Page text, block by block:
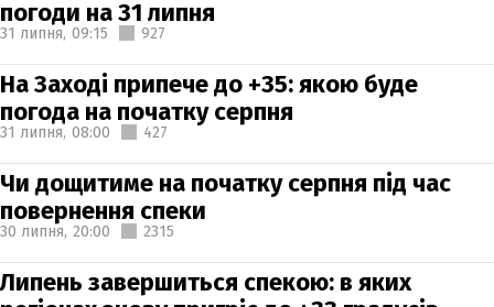
погоди на 31 липня
31 липня, 09:15 927
На Заході припече до +35: якою буде
погода на початку серпня
31 липня, 08:00 427
Чи дощитиме на початку серпня під час
повернення спеки
30 липня, 20:00 2315
Липень завершиться спекою: в яких